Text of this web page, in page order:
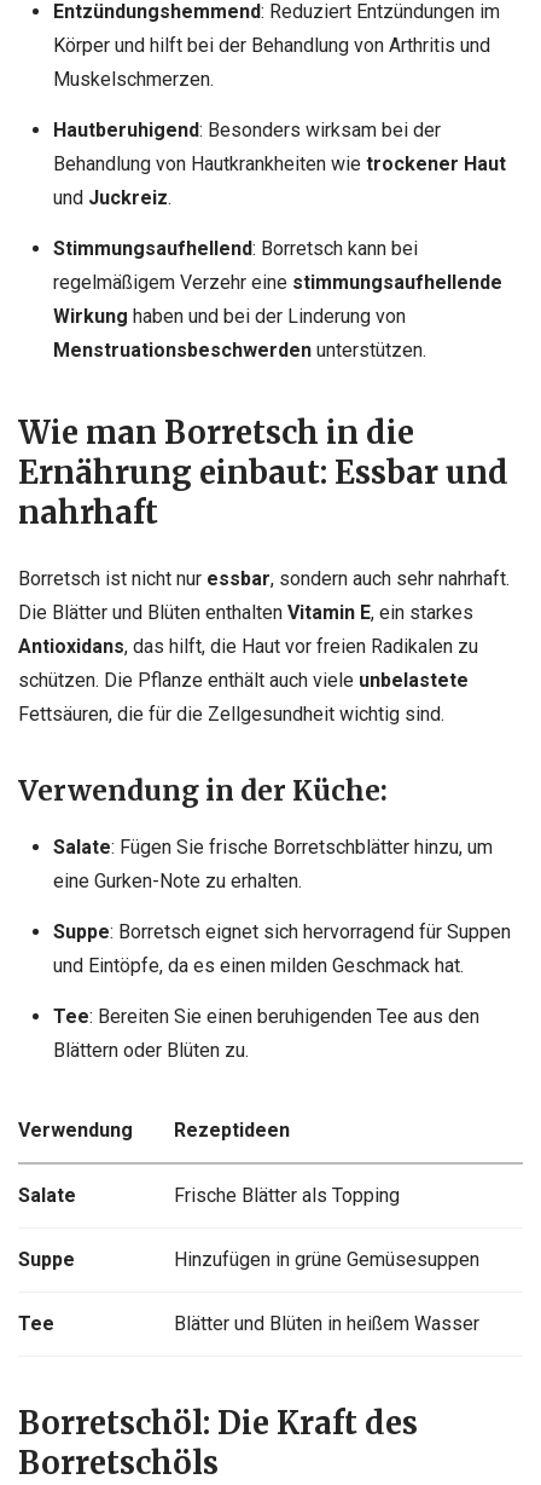
Entzündungshemmend: Reduziert Entzündungen im
Körperund hilft bei der Behandlung von Arthritis und
Muskelschmerzen.
Hautberuhigend: Besonders wirksam bei der
Behandlung von Hautkrankheiten wie trockener Haut
und Juckreiz.
Stimmungsaufhellend: Borretsch kann bei
regelmäßigem Verzehr eine stimmungsaufhellende
Wirkung haben und bei der Linderung von
Menstruationsbeschwerdenunterstützen.
Wie man Borretsch in die
Ernährung einbaut: Essbar und
nahrhaft
Borretsch ist nicht nur essbar, sondern auch sehr nahrhaft.
Die Blätter und Blüten enthalten Vitamin E, ein starkes
Antioxidans, das hilft, die Haut vor freien Radikalen zu
schützen. Die Pflanze enthält auch viele unbelastete
Fettsäuren, die für die Zellgesundheit wichtig sind.
Verwendung in der Küche:
Salate: Fügen Sie frische Borretschblätter hinzu, um
eine Gurken-Note zu erhalten.
Suppe: Borretsch eignet sich hervorragend für Suppen
und Eintöpfe, da es einen milden Geschmack hat.
Tee: Bereiten Sie einen beruhigenden Tee aus den
Blättern oder Blüten zu.
Verwendung Rezeptideen
Salate Frische Blätter als Topping
Suppe Hinzufügen in grüne Gemüsesuppen
Tee Blätter und Blüten in heißem Wasser
Borretschöl: Die Kraft des
Borretschöls